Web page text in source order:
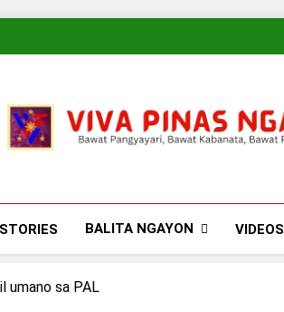
Viva Pinas
BALITA NGAYON VIDEOS
umano sa PAL